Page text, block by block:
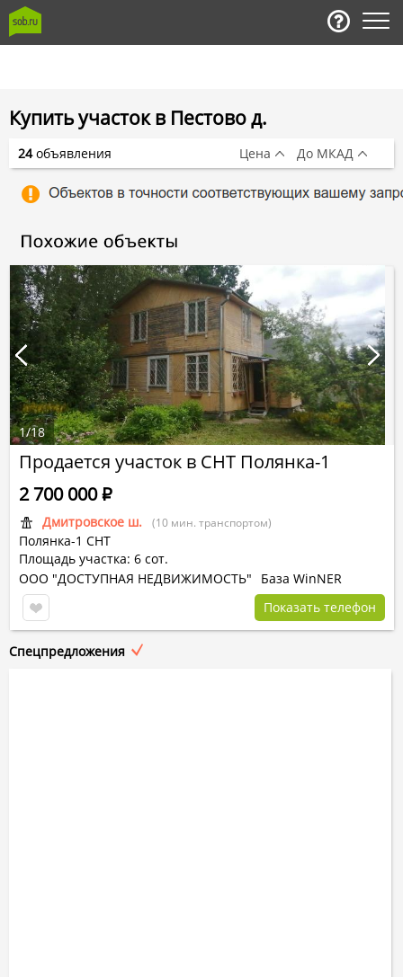
Купить участок в Пестово д.
Продается участок в СНТ Полянка-1
Дмитровское ш. (10 мин. транспортом)
Полянка-1 СНТ
Площадь участка: 6 сот.
2 700 000Р
ООО "ДОСТУПНАЯ НЕДВИЖИМОСТЬ"
База WinNER
Показать телефон
1/18
Спецпредложения
24объявления Цена До МКАД